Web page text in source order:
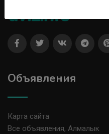
Объявления
Карта сайта
Все объявления, Алмалык